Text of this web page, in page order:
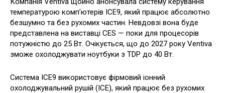
температурою комп’ютерів ICE9, який працює абсолютно
безшумно та без рухомих частин. Невдовзі вона буде
представлена на виставці CES — поки для процесорів
потужністю до 25 Вт. Очікується, що до 2027 року Ventiva
зможе охолоджувати ноутбуки з TDP до 40 Вт.
Система ICE9 використовує фірмовий іонний
охолоджувальний рушій (ICE), який працює без рухомих